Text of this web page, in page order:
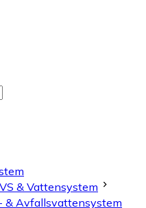
& Vattensystem
& Avfallsvattensystem